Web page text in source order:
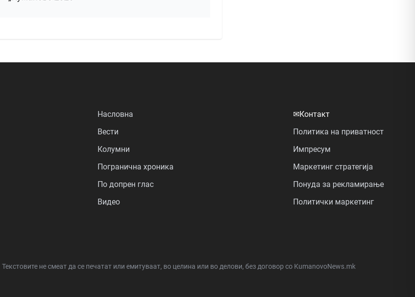
Насловна
Вести
Колумни
Погранична хроника
По допрен глас
Видео
✉Контакт
Политика на приватност
Импресум
Маркетинг стратегија
Понуда за рекламирање
Политички маркетинг
Текстовите не смеат да се печатат или емитуваат, во целина или во делови, без договор со KumanovoNews.mk